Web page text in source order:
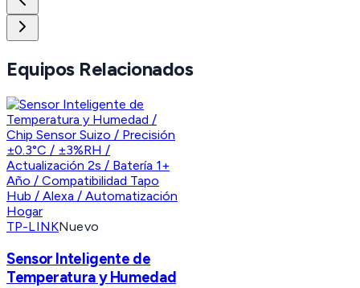
Equipos Relacionados
TP-LINKNuevo
Sensor Inteligente de
Temperatura y Humedad